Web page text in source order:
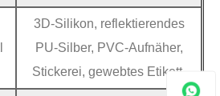
3D-Silikon, reflektierendes
PU-Silber, PVC-Aufnäher,
Stickerei, gewebtes Etikett.